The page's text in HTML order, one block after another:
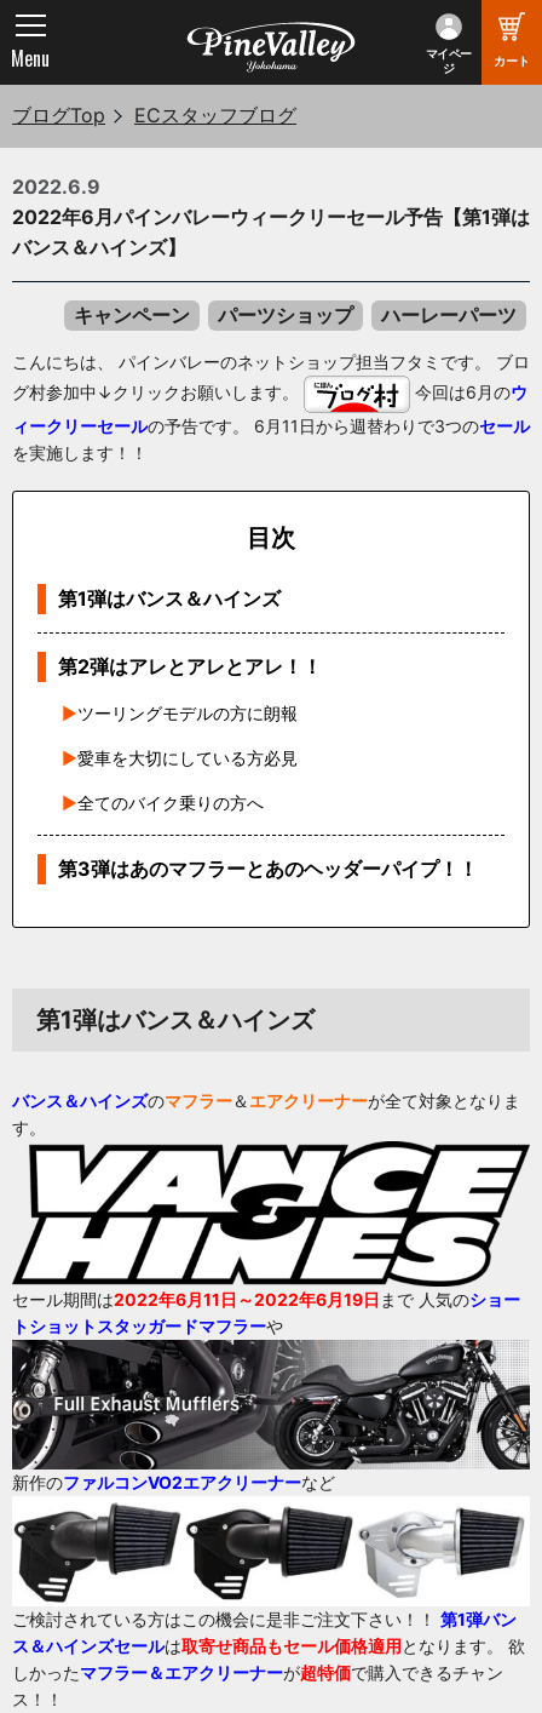
マイペー
ジ
カート
Menu
ブログTop ECスタッフブログ
2022.6.9
2022年6月パインバレーウィークリーセール予告【第1弾は
バンス＆ハインズ】
キャンペーン パーツショップ ハーレーパーツ
こんにちは、 パインバレーのネットショップ担当フタミです。 ブロ
グ村参加中↓クリックお願いします。
今回は6月のウ
ィークリーセールの予告です。 6月11日から週替わりで3つのセール
を実施します！！
目次
第1弾はバンス＆ハインズ
第2弾はアレとアレとアレ！！
ツーリングモデルの方に朗報
愛車を大切にしている方必見
全てのバイク乗りの方へ
第3弾はあのマフラーとあのヘッダーパイプ！！
第1弾はバンス＆ハインズ
バンス＆ハインズのマフラー＆ エアクリーナーが全て対象となりま
す。
セール期間は2022年6月11日～2022年6月19日 まで 人気のショー
トショットスタッガードマフラーや
新作のファルコンVO2エアクリーナーなど
ご検討されている方はこの機会に是非ご注文下さい！！ 第1弾バン
ス＆ハインズセールは取寄せ商品もセール価格適用となります。 欲
しかったマフラー＆エアクリーナーが超特価で購入できるチャン
ス！！